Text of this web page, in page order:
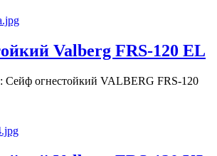
Valberg FRS-120 EL
Сейф огнестойкий VALBERG FRS-120